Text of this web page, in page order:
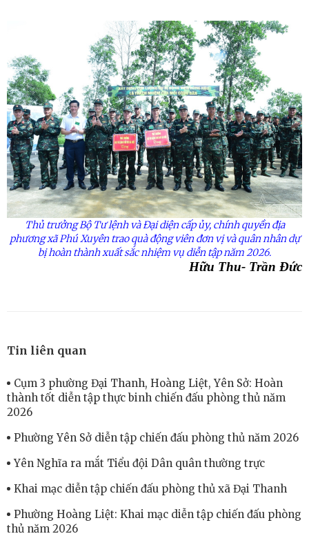
Thủ trưởng Bộ Tư lệnh và Đại diện cấpủy, chính quyền địa
phương xã Phú Xuyên trao quà động viên đơn vị và quân nhân dự
bị hoàn thành xuất sắc nhiệm vụ diễn tập năm 2026.
Hữu Thu- Trần Đức
Tin liên quan
Cụm 3 phường Đại Thanh, Hoàng Liệt, Yên Sở: Hoàn
thành tốt diễn tập thực binh chiến đấu phòng thủ năm
2026
Phường Yên Sở diễn tập chiến đấu phòng thủ năm 2026
Yên Nghĩa ra mắt Tiểu đội Dân quân thường trực
Khai mạc diễn tập chiến đấu phòng thủ xã Đại Thanh
Phường Hoàng Liệt: Khai mạc diễn tập chiến đấu phòng
thủ năm 2026